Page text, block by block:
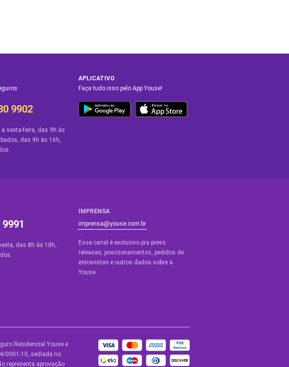
9902
a sexta-feira, das 9h às
das 9h às 16h,
APLICATIVO
Faça tudo isso pelo App Youse!
das 8h às 18h,
IMPRENSA
imprensa@youse.com.br
Esse canal é exclusivo pra press
releases, posicionamentos, pedidos de
entrevistas e outros dados sobre a
Youse.​
AJUDA
Central de Ajuda
BLOGS
Blog Youse
Residencial Youse e
0001-10, sediada no
representa aprovação